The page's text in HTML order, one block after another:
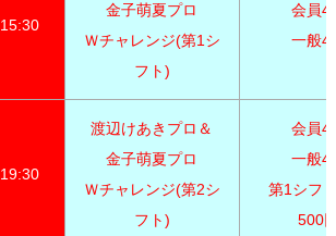
15:30
金子萌夏プロ
Ｗチャレンジ(第1シ
フト)
会員
一般
19:30
渡辺けあきプロ＆
金子萌夏プロ
Ｗチャレンジ(第2シ
フト)
会員
一般
第1シフ
500